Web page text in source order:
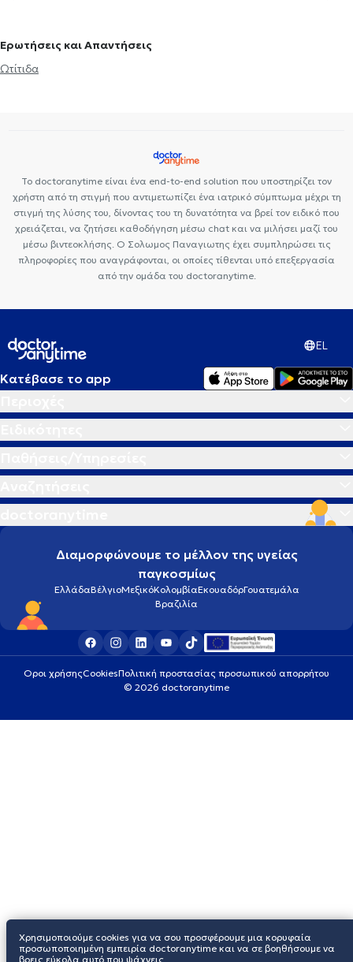
Ωτορινολαρυγγολόγοι (ΩΡΛ) στη Νίκαια
Ερωτήσεις και Απαντήσεις
Ωτίτιδα
Το doctoranytime είναι ένα end-to-end solution που υποστηρίζει τον
χρήστη από τη στιγμή που αντιμετωπίζει ένα ιατρικό σύμπτωμα μέχρι τη
στιγμή της λύσης του, δίνοντας του τη δυνατότητα να βρεί τον ειδικό που
χρειάζεται, να ζητήσει καθοδήγηση μέσω chat και να μιλήσει μαζί του
μέσω βιντεοκλήσης. Ο Σολωμος Παναγιωτης έχει συμπληρώσει τις
πληροφορίες που αναγράφονται, οι οποίες τίθενται υπό επεξεργασία
από την ομάδα του doctoranytime.
EL
Κατέβασε το app
Διαμορφώνουμε το μέλλον της υγείας
παγκοσμίως
ΕλλάδαΒέλγιοΜεξικόΚολομβίαΕκουαδόρΓουατεμάλα
Βραζιλία
Οροι χρήσηςCookiesΠολιτική προστασίας προσωπικού απορρήτου
© 2026 doctoranytime
Χρησιμοποιούμε cookies για να σου προσφέρουμε μια κορυφαία
προσωποποιημένη εμπειρία doctoranytime και να σε βοηθήσουμε να
βρεις εύκολα αυτό που ψάχνεις.